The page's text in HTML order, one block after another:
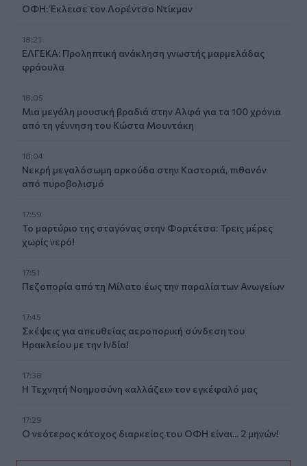
ΟΦΗ: Έκλεισε τον Λορέντσο Ντίκμαν
18:21
ΕΛΓΕΚΑ: Προληπτική ανάκληση γνωστής μαρμελάδας
φράουλα
18:05
Μια μεγάλη μουσική βραδιά στην Αλφά για τα 100 χρόνια
από τη γέννηση του Κώστα Μουντάκη
18:04
Νεκρή μεγαλόσωμη αρκούδα στην Καστοριά, πιθανόν
από πυροβολισμό
17:59
Το μαρτύριο της σταγόνας στην Φορτέτσα: Τρεις μέρες
χωρίς νερό!
17:51
Πεζοπορία από τη Μίλατο έως την παραλία των Ανωγείων
17:45
Σκέψεις για απευθείας αεροπορική σύνδεση του
Ηρακλείου με την Ινδία!
17:38
Η Τεχνητή Νοημοσύνη «αλλάζει» τον εγκέφαλό μας
17:29
Ο νεότερος κάτοχος διαρκείας του ΟΦΗ είναι... 2 μηνών!